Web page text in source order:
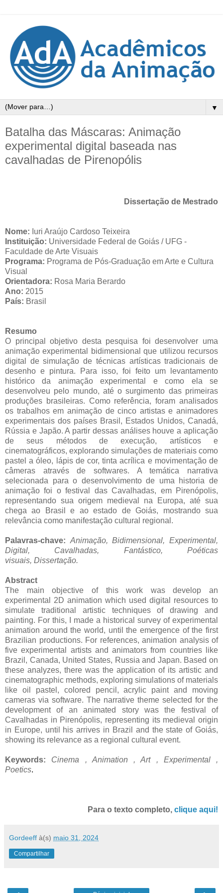
▼
Batalha das Máscaras: Animação
experimental digital baseada nas
cavalhadas de Pirenopólis
Dissertação de Mestrado
Nome: Iuri Araújo Cardoso Teixeira
Instituição: Universidade Federal de Goiás / UFG -
Faculdade de Arte Visuais
Programa: Programa de Pós-Graduação em Arte e Cultura
Visual
Orientadora: Rosa Maria Berardo
Ano: 2015
País: Brasil
Resumo
O principal objetivo desta pesquisa foi desenvolver uma
animação experimental bidimensional que utilizou recursos
digital de simulação de técnicas artísticas tradicionais de
desenho e pintura. Para isso, foi feito um levantamento
histórico da animação experimental e como ela se
desenvolveu pelo mundo, até o surgimento das primeiras
produções brasileiras. Como referência, foram analisados
os trabalhos em animação de cinco artistas e animadores
experimentais dos países Brasil, Estados Unidos, Canadá,
Rússia e Japão. A partir dessas análises houve a aplicação
de seus métodos de execução, artísticos e
cinematográficos, explorando simulações de materiais como
pastel a óleo, lápis de cor, tinta acrílica e movimentação de
câmeras através de softwares. A temática narrativa
selecionada para o desenvolvimento de uma historia de
animação foi o festival das Cavalhadas, em Pirenópolis,
representando sua origem medieval na Europa, até sua
chega ao Brasil e ao estado de Goiás, mostrando sua
relevância como manifestação cultural regional.
Palavras-chave: Animação, Bidimensional, Experimental,
Digital, Cavalhadas, Fantástico, Poéticas
visuais, Dissertação.
Abstract
The main objective of this work was develop an
experimental 2D animation which used digital resources to
simulate traditional artistic techniques of drawing and
painting. For this, I made a historical survey of experimental
animation around the world, until the emergence of the first
Brazilian productions. For references, animation analysis of
five experimental artists and animators from countries like
Brazil, Canada, United States, Russia and Japan. Based on
these analyzes, there was the application of its artistic and
cinematographic methods, exploring simulations of materials
like oil pastel, colored pencil, acrylic paint and moving
cameras via software. The narrative theme selected for the
development of an animated story was the festival of
Cavalhadas in Pirenópolis, representing its medieval origin
in Europe, until his arrives in Brazil and the state of Goiás,
showing its relevance as a regional cultural event.
Keywords: Cinema , Animation , Art , Experimental ,
Poetics.
Para o texto completo, clique aqui!
Gordeeff à(s) maio 31, 2024
Compartilhar